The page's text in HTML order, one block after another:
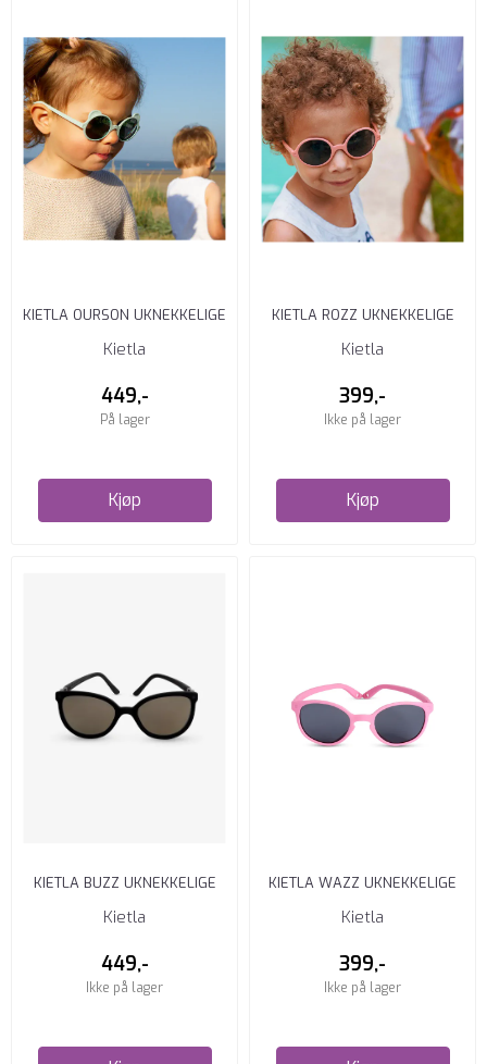
KIETLA OURSON UKNEKKELIGE
SOLBRILLER ALMOND GREEN
Kietla
449,-
På lager
Kjøp
KIETLA ROZZ UKNEKKELIGE
SOLBRILLER HAWTHORN 1-2 ...
Kietla
399,-
Ikke på lager
Kjøp
KIETLA BUZZ UKNEKKELIGE
SOLBRILLER BLACK 4-6 ÅR
Kietla
449,-
Ikke på lager
KIETLA WAZZ UKNEKKELIGE
SOLBRILLER PEONY 2-4 ÅR
Kietla
399,-
Ikke på lager